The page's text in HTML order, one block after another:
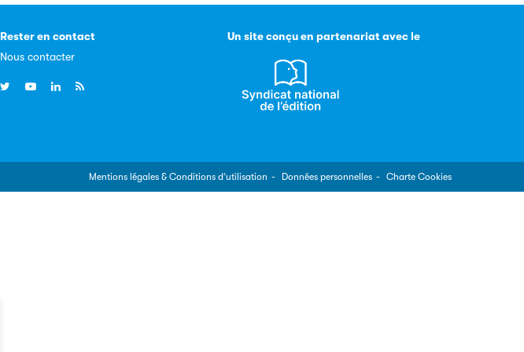
Rester en contact
Nous contacter
Un site conçu en partenariat avec le
Mentions légales & Conditions d’utilisation Données personnelles Charte Cookies